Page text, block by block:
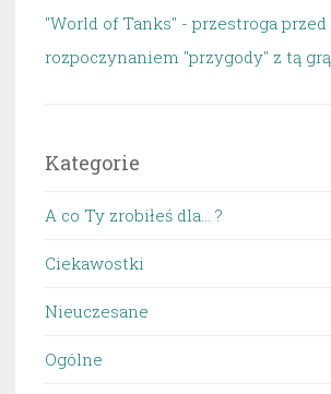
"World of Tanks" - przestroga przed
rozpoczynaniem "przygody" z tą grą.
Kategorie
A co Ty zrobiłeś dla… ?
Ciekawostki
Nieuczesane
Ogólne